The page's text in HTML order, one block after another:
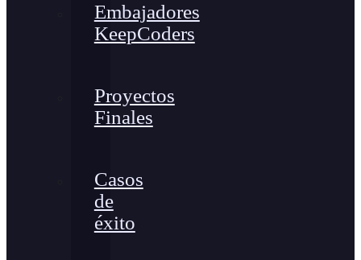
Embajadores
KeepCoders
Proyectos
Finales
Casos
de
éxito